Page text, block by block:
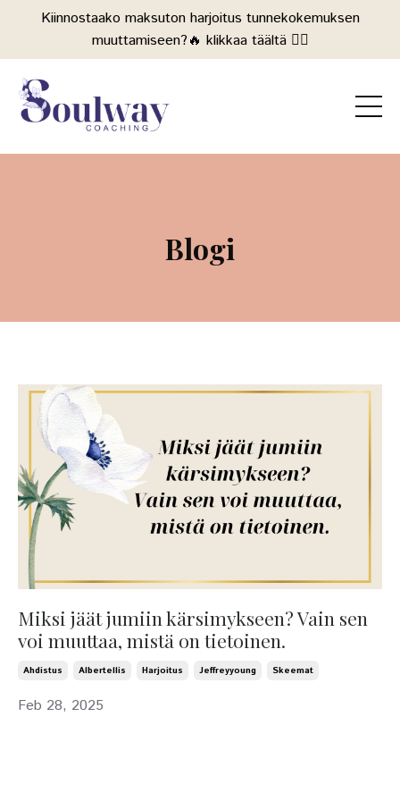
Kiinnostaako maksuton harjoitus tunnekokemuksen
muuttamiseen?🔥 klikkaa täältä 👉🏻
Blogi
Miksi jäät jumiin kärsimykseen? Vain sen
voi muuttaa, mistä on tietoinen.
Ahdistus Albertellis Harjoitus Jeffreyyoung Skeemat
Feb 28, 2025